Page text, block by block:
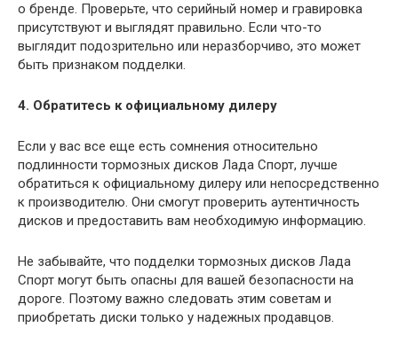
о бренде. Проверьте, что серийный номер и гравировка
присутствуют и выглядят правильно. Если что-то
выглядит подозрительно или неразборчиво, это может
быть признаком подделки.
4. Обратитесь к официальному дилеру
Если у вас все еще есть сомнения относительно
подлинности тормозных дисков Лада Спорт, лучше
обратиться к официальному дилеру или непосредственно
к производителю. Они смогут проверить аутентичность
дисков и предоставить вам необходимую информацию.
Не забывайте, что подделки тормозных дисков Лада
Спорт могут быть опасны для вашей безопасности на
дороге. Поэтому важно следовать этим советам и
приобретать диски только у надежных продавцов.